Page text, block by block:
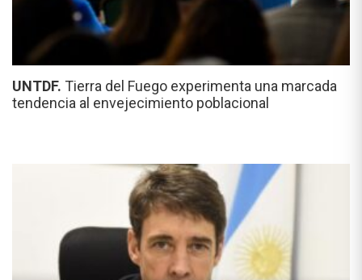
UNTDF. Tierra del Fuego experimenta una marcada
tendencia al envejecimiento poblacional